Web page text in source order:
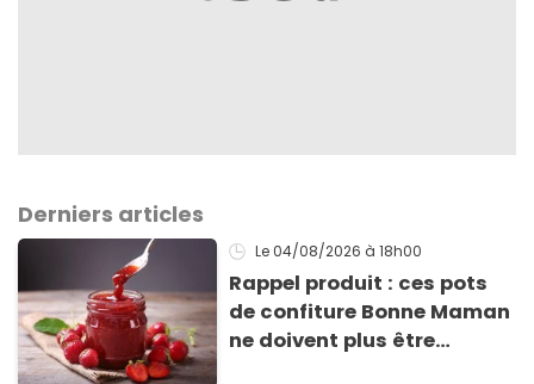
Derniers articles
Le 04/08/2026 à 18h00
Rappel produit : ces pots
de confiture Bonne Maman
ne doivent plus être